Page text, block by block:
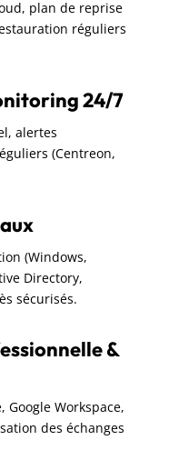
plan de reprise
réguliers
24/7
alertes
(Centreon,
(Windows,
Directory,
sécurisés.
&
Google Workspace,
des échanges